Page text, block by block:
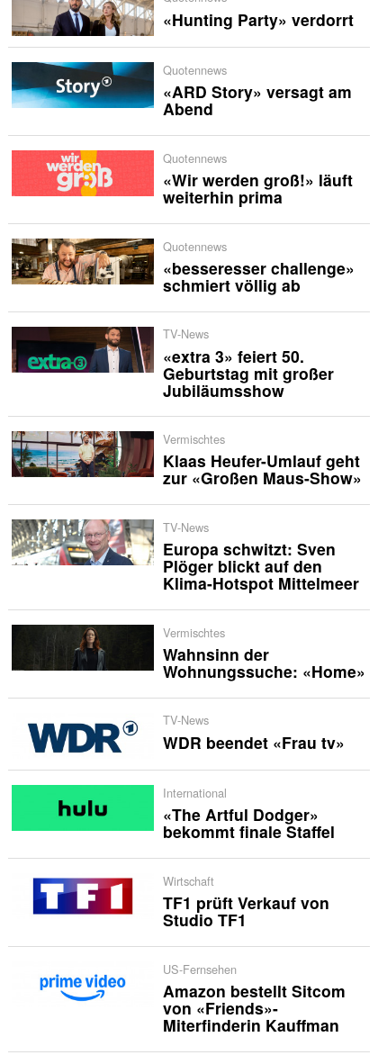
«Hunting Party» verdorrt
Quotennews
«ARD Story» versagt am
Abend
Quotennews
«Wir werden groß!» läuft
weiterhin prima
Quotennews
«besseresser challenge»
schmiert völlig ab
TV-News
«extra 3» feiert 50.
Geburtstag mit großer
Jubiläumsshow
Vermischtes
Klaas Heufer-Umlauf geht
zur «Großen Maus-Show»
TV-News
Europa schwitzt: Sven
Plöger blickt auf den
Klima-Hotspot Mittelmeer
Vermischtes
Wahnsinn der
Wohnungssuche: «Home»
TV-News
WDR beendet «Frau tv»
International
«The Artful Dodger»
bekommt finale Staffel
Wirtschaft
TF1 prüft Verkauf von
Studio TF1
US-Fernsehen
Amazon bestellt Sitcom
von «Friends»-
Miterfinderin Kauffman